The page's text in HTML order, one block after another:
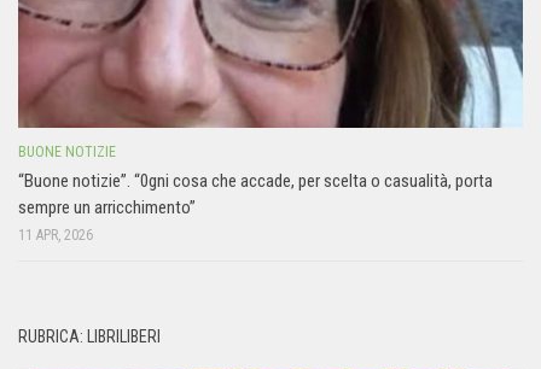
BUONE NOTIZIE
“Buone notizie”. “0gni cosa che accade, per scelta o casualità, porta
sempre un arricchimento”
11 APR, 2026
RUBRICA: LIBRILIBERI